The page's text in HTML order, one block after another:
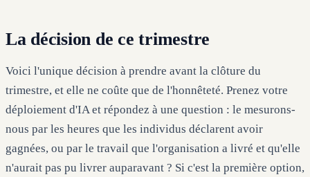
La décision de ce trimestre
Voici l'unique décision à prendre avant la clôture du
trimestre, et elle ne coûte que de l'honnêteté. Prenez votre
déploiement d'IA et répondez à une question : le mesurons-
nous par les heures que les individus déclarent avoir
gagnées, ou par le travail que l'organisation a livré et qu'elle
n'aurait pas pu livrer auparavant ? Si c'est la première option,